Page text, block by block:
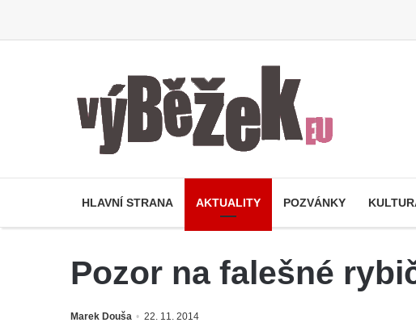
HLAVNÍ STRANA AKTUALITY POZVÁNKY
Pozor na falešné
Marek Douša 22. 11. 2014